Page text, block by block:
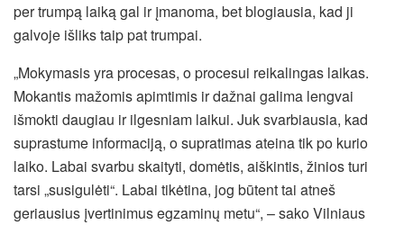
per trumpą laiką gal ir įmanoma, bet blogiausia, kad ji
galvoje išliks taip pat trumpai.
„Mokymasis yra procesas, o procesui reikalingas laikas.
Mokantis mažomis apimtimis ir dažnai galima lengvai
išmokti daugiau ir ilgesniam laikui. Juk svarbiausia, kad
suprastume informaciją, o supratimas ateina tik po kurio
laiko. Labai svarbu skaityti, domėtis, aiškintis, žinios turi
tarsi „susigulėti“. Labai tikėtina, jog būtent tai atneš
geriausius įvertinimus egzaminų metu“, – sako Vilniaus